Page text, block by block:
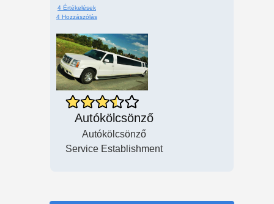
4 Értékelések
4 Hozzászólás
Autókölcsönző
Autókölcsönző
Service Establishment